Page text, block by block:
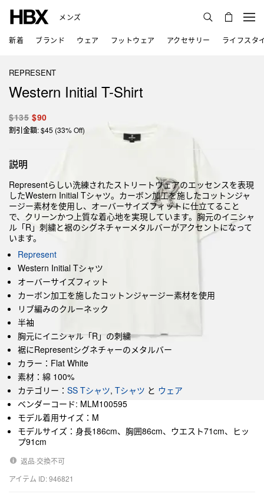
メンズ
新着 ブランド ウェア フットウェア アクセサリー ライフスタ
REPRESENT
Western Initial T-Shirt
$135 $90
割引金額: $45 (33% Off)
説明
Representらしい洗練されたストリートウェアのエッセンスを表現
したWestern Initial Tシャツ。カーボン加工を施したコットンジャ
ージー素材を使用し、オーバーサイズフィットに仕立てること
で、クリーンかつ上質な着心地を実現しています。胸元のイニシャ
ル「R」刺繍と裾のシグネチャーメタルバーがアクセントになって
います。
Represent
Western Initial Tシャツ
オーバーサイズフィット
カーボン加工を施したコットンジャージー素材を使用
リブ編みのクルーネック
半袖
胸元にイニシャル「R」の刺繍
裾にRepresentシグネチャーのメタルバー
カラー：Flat White
素材：綿 100%
カテゴリー： SS Tシャツ, Tシャツ と ウェア
ベンダーコード: MLM100595
モデル着用サイズ：M
モデルサイズ：身長186cm、胸囲86cm、ウエスト71cm、ヒッ
プ91cm
返品·交換不可
アイテム ID: 946821